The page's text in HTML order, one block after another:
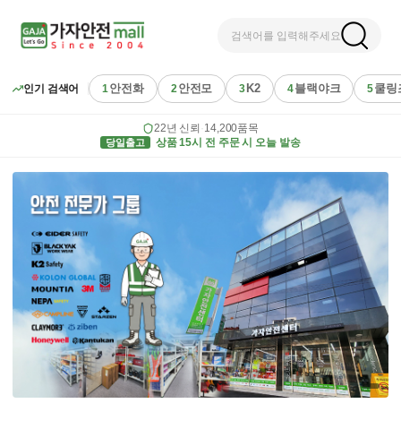
검색어를 입력해주세요
인기 검색어 1안전화 2안전모 3 K2 4블랙야크 5쿨링
22년 신뢰 ·14,200품목
당일출고
상품 15시 전 주문 시 오늘 발송